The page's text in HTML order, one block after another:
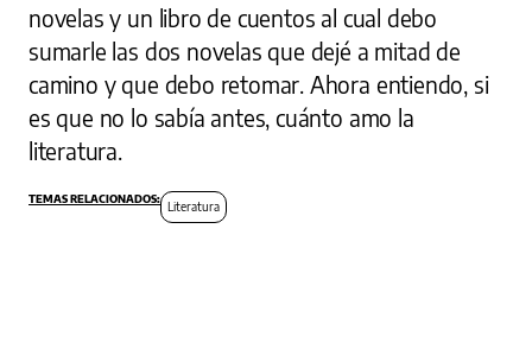
novelas y un libro de cuentos al cual debo
sumarle las dos novelas que dejé a mitad de
camino y que debo retomar. Ahora entiendo, si
es que no lo sabía antes, cuánto amo la
literatura.
Literatura